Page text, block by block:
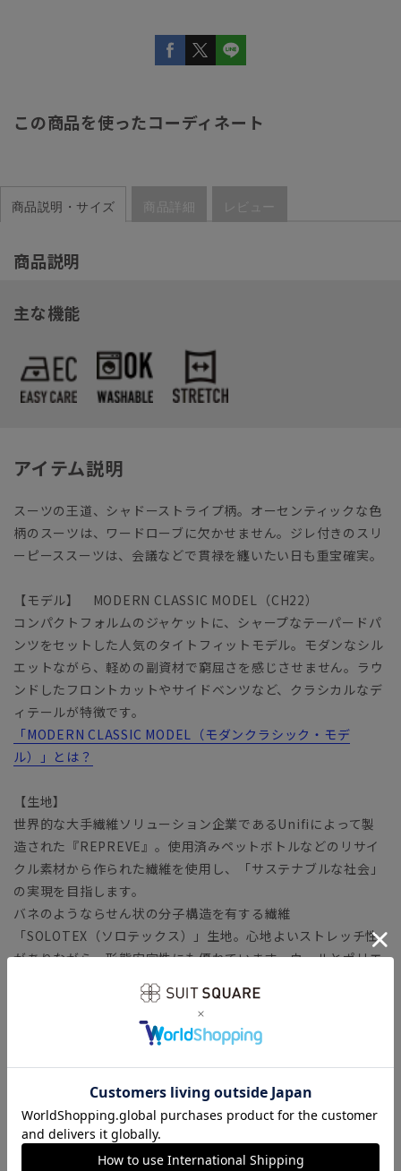
この商品を使ったコーディネート
商品説明・サイズ 商品詳細 レビュー
商品説明
主な機能
アイテム説明
スーツの王道、シャドーストライプ柄。オーセンティックな色
柄のスーツは、ワードローブに欠かせません。ジレ付きのスリ
ーピーススーツは、会議などで貫禄を纏いたい日も重宝確実。
【モデル】 MODERN CLASSIC MODEL（CH22）
コンパクトフォルムのジャケットに、シャープなテーパードパ
ンツをセットした人気のタイトフィットモデル。モダンなシル
エットながら、軽めの副資材で窮屈さを感じさせません。ラウ
ンドしたフロントカットやサイドベンツなど、クラシカルなデ
ィテールが特徴です。
「MODERN CLASSIC MODEL（モダンクラシック・モデ
ル）」とは？
【生地】
世界的な大手繊維ソリューション企業であるUnifiによって製
造された『REPREVE』。使用済みペットボトルなどのリサイ
クル素材から作られた繊維を使用し、「サステナブルな社会」
の実現を目指します。
バネのようならせん状の分子構造を有する繊維
「SOLOTEX（ソロテックス）」生地。心地よいストレッチ性
がありながら、形態安定性にも優れています。ウールとポリエ
ステルをバランスよく配合することで高級感を保ちながら耐久
性も実現。さらっと滑らかなツイル生地は、幅広いシーズンに
【機能】
ウォッシャブル／汚れてもご家庭で簡単にお洗濯が可能です。
【ショップインブランド】 COMMUTECH（コミューテッ